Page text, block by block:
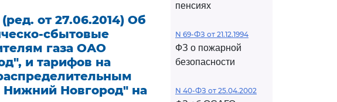
от 27.06.2014) Об
сбытовые
газа ОАО
и тарифов на
Нижний Новгород" на
пенсиях
N 69-ФЗ от 21.12.1994
ФЗ о пожарной
безопасности
N 40-ФЗ от 25.04.2002